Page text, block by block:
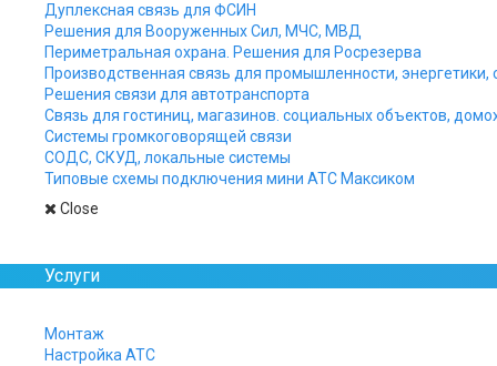
Дуплексная связь для ФСИН
Решения для Вооруженных Сил, МЧС, МВД
Периметральная охрана. Решения для Росрезерва
Производственная связь для промышленности, энергетики,
Решения связи для автотранспорта
Связь для гостиниц, магазинов. социальных объектов,
Системы громкоговорящей связи
СОДС, СКУД, локальные системы
Типовые схемы подключения мини АТС Максиком
Close
Услуги
Монтаж
Настройка АТС
Статус
Ознакомиться с